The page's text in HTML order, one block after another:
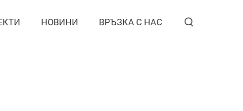
НОВИНИ ВРЪЗКА С НАС